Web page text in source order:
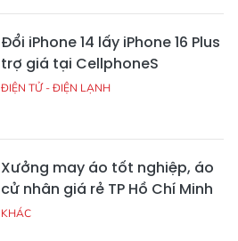
Đổi iPhone 14 lấy iPhone 16 Plus
trợ giá tại CellphoneS
ĐIỆN TỬ - ĐIỆN LẠNH
Xưởng may áo tốt nghiệp, áo
cử nhân giá rẻ TP Hồ Chí Minh
KHÁC